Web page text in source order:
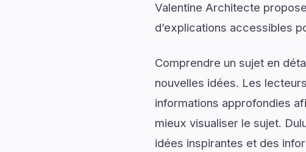
Valentine Architecte
d’explications accessibles
Comprendre un sujet en
nouvelles idées. Les
informations approfondies
mieux visualiser le sujet.
idées inspirantes et des